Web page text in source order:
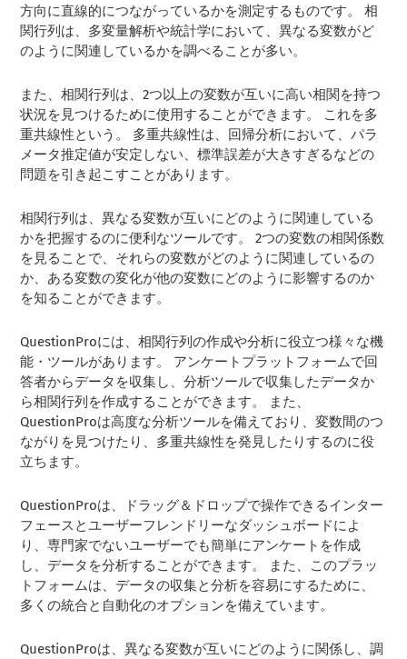
方向に直線的につながっているかを測定するものです。 相
関行列は、多変量解析や統計学において、異なる変数がど
のように関連しているかを調べることが多い。
また、相関行列は、2つ以上の変数が互いに高い相関を持つ
状況を見つけるために使用することができます。 これを多
重共線性という。 多重共線性は、回帰分析において、パラ
メータ推定値が安定しない、標準誤差が大きすぎるなどの
問題を引き起こすことがあります。
相関行列は、異なる変数が互いにどのように関連している
かを把握するのに便利なツールです。 2つの変数の相関係数
を見ることで、それらの変数がどのように関連しているの
か、ある変数の変化が他の変数にどのように影響するのか
を知ることができます。
QuestionProには、相関行列の作成や分析に役立つ様々な機
能・ツールがあります。 アンケートプラットフォームで回
答者からデータを収集し、分析ツールで収集したデータか
ら相関行列を作成することができます。 また、
QuestionProは高度な分析ツールを備えており、変数間のつ
ながりを見つけたり、多重共線性を発見したりするのに役
立ちます。
QuestionProは、ドラッグ＆ドロップで操作できるインター
フェースとユーザーフレンドリーなダッシュボードによ
り、専門家でないユーザーでも簡単にアンケートを作成
し、データを分析することができます。 また、このプラッ
トフォームは、データの収集と分析を容易にするために、
多くの統合と自動化のオプションを備えています。
QuestionProは、異なる変数が互いにどのように関係し、調